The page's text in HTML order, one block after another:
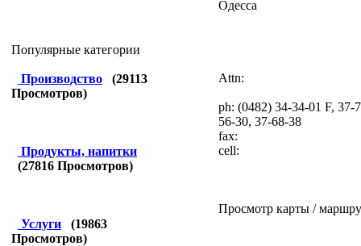
Популярные категории
Производство (29113
Просмотров)
Продукты, напитки
(27816 Просмотров)
Услуги (19863
Просмотров)
Одесса
Attn:
ph: (0482) 34-34-01 F, 37-
56-30, 37-68-38
fax:
cell:
Просмотр карты /